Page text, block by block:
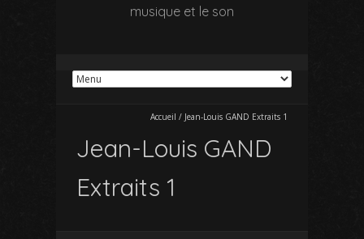
musique et le son
Accueil / Jean-Louis GAND Extraits 1
Jean-Louis GAND
Extraits 1